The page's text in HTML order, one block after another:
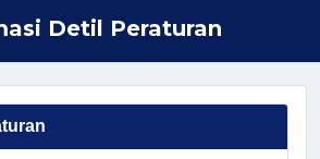
Detil Peraturan